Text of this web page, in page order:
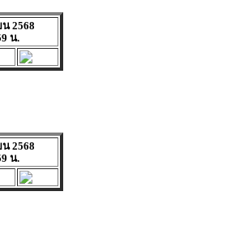
2568
น.
2568
น.